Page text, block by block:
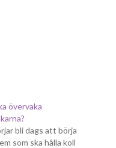
övervaka
bli dags att börja
som ska hålla koll